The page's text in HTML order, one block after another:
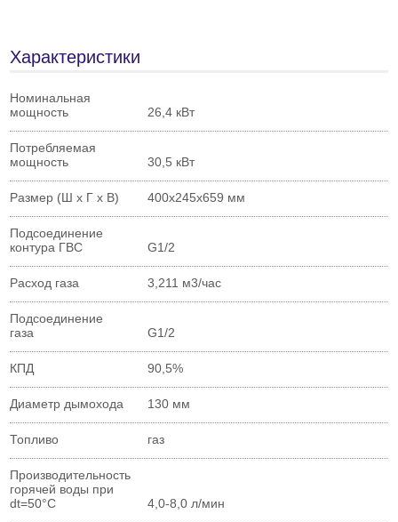
Характеристики
Номинальная
мощность
26,4 кВт
Потребляемая
мощность
30,5 кВт
Размер (Ш х Г х В) 400х245х659 мм
Подсоединение
контура ГВС
G1/2
Расход газа 3,211 м3/час
Подсоединение
газа
G1/2
КПД 90,5%
Диаметр дымохода 130 мм
Топливо газ
Производительность
горячей воды при
dt=50°С
4,0-8,0 л/мин